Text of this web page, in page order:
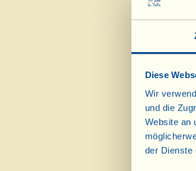
Diese
Wir
und die
Website an
der Dienste